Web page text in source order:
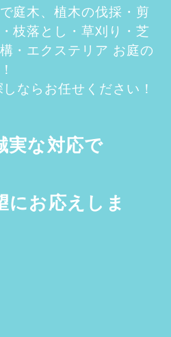
庭木、植木の伐採・剪
枝落とし・草刈り・芝
・エクステリア お庭の
ならお任せください！
実な対応で
にお応えしま